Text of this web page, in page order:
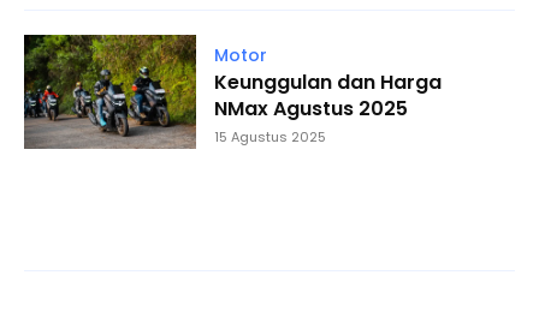
Motor
Keunggulan dan Harga
NMax Agustus 2025
15 Agustus 2025